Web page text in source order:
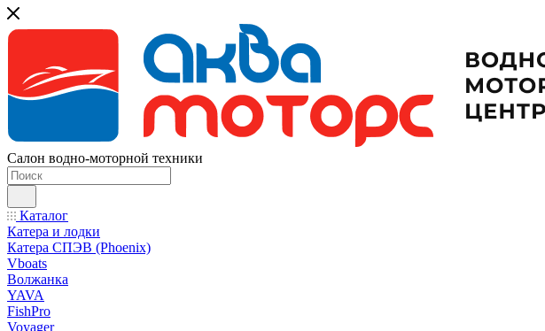
Салон водно-моторной техники
Каталог
Катера и лодки
Катера СПЭВ (Phoenix)
Vboats
Волжанка
YAVA
FishPro
Voyager